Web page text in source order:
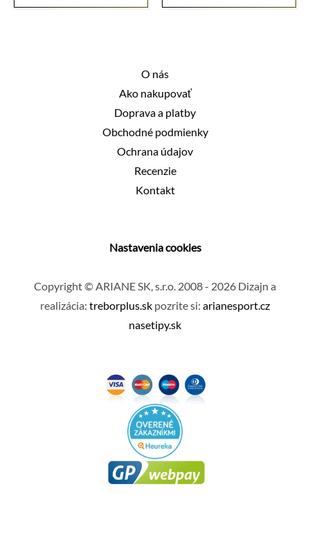
bola:
je:
bola:
je:
O nás
Ako nakupovať
Doprava a platby
Obchodné podmienky
Ochrana údajov
Recenzie
Kontakt
Nastavenia cookies
Copyright © ARIANE SK, s.r.o. 2008 - 2026 Dizajn a
realizácia: treborplus.sk pozrite si: arianesport.cz
nasetipy.sk